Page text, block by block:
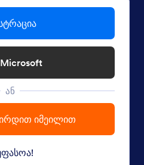
ან
იმეილით